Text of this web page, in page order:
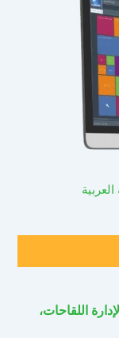
اللقاحات،